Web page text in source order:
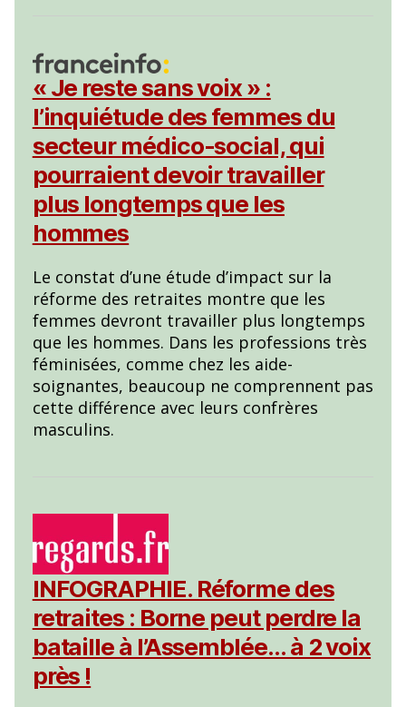
« Je reste sans voix » :
l’inquiétude des femmes du
secteur médico-social, qui
pourraient devoir travailler
plus longtemps que les
hommes
Le constat d’une étude d’impact sur la
réforme des retraites montre que les
femmes devront travailler plus longtemps
que les hommes. Dans les professions très
féminisées, comme chez les aide-
soignantes, beaucoup ne comprennent pas
cette différence avec leurs confrères
masculins.
INFOGRAPHIE. Réforme des
retraites : Borne peut perdre la
bataille à l’Assemblée… à 2 voix
près !